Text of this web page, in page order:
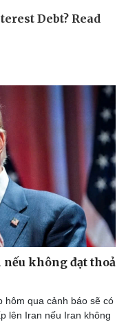
không đạt thoả
hôm qua cảnh báo sẽ có
lên Iran nếu Iran không